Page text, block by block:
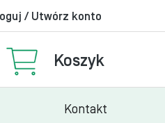
/ Utwórz konto
Koszyk
Kontakt